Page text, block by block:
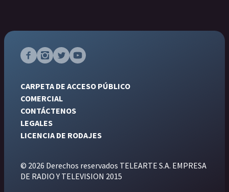
CARPETA DE ACCESO PÚBLICO
COMERCIAL
CONTÁCTENOS
LEGALES
LICENCIA DE RODAJES
© 2026 Derechos reservados TELEARTE S.A. EMPRESA
DE RADIO Y TELEVISION 2015